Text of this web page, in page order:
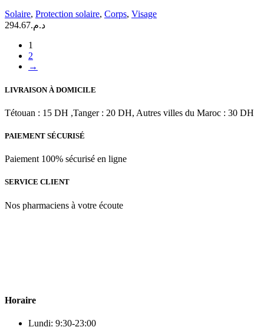
Crépitant
SPF50+
200
ml
Solaire, Protection solaire, Corps, Visage
د.م.294.67
1
2
→
LIVRAISON À DOMICILE
Tétouan : 15 DH ,Tanger : 20 DH, Autres villes du Maroc : 30 DH
PAIEMENT SÉCURISÉ
Paiement 100% sécurisé en ligne
SERVICE CLIENT
Nos pharmaciens à votre écoute
Horaire
Lundi: 9:30-23:00